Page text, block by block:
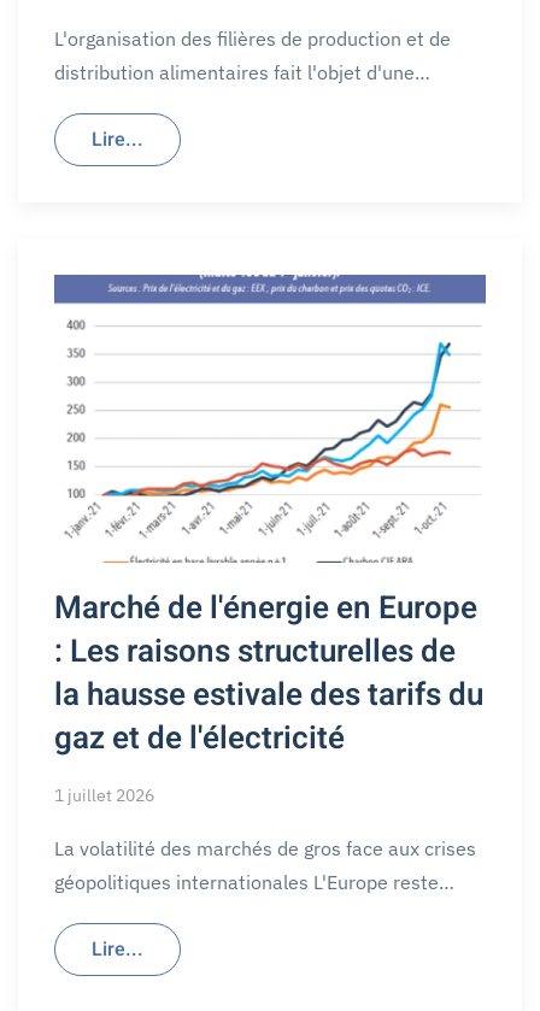
L'organisation des filières de production et de
distribution alimentaires fait l'objet d'une…
Lire...
Marché de l'énergie en Europe
: Les raisons structurelles de
la hausse estivale des tarifs du
gaz et de l'électricité
1 juillet 2026
La volatilité des marchés de gros face aux crises
géopolitiques internationales L'Europe reste…
Lire...